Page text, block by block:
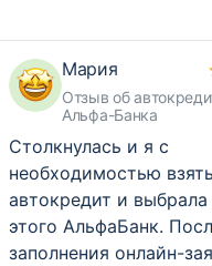
Мария
Отзыв об
Альфа-Банка
Столкнулась и я с
необходимостью
автокредит и выбрала
этого АльфаБанк.
заполнения онлайн-